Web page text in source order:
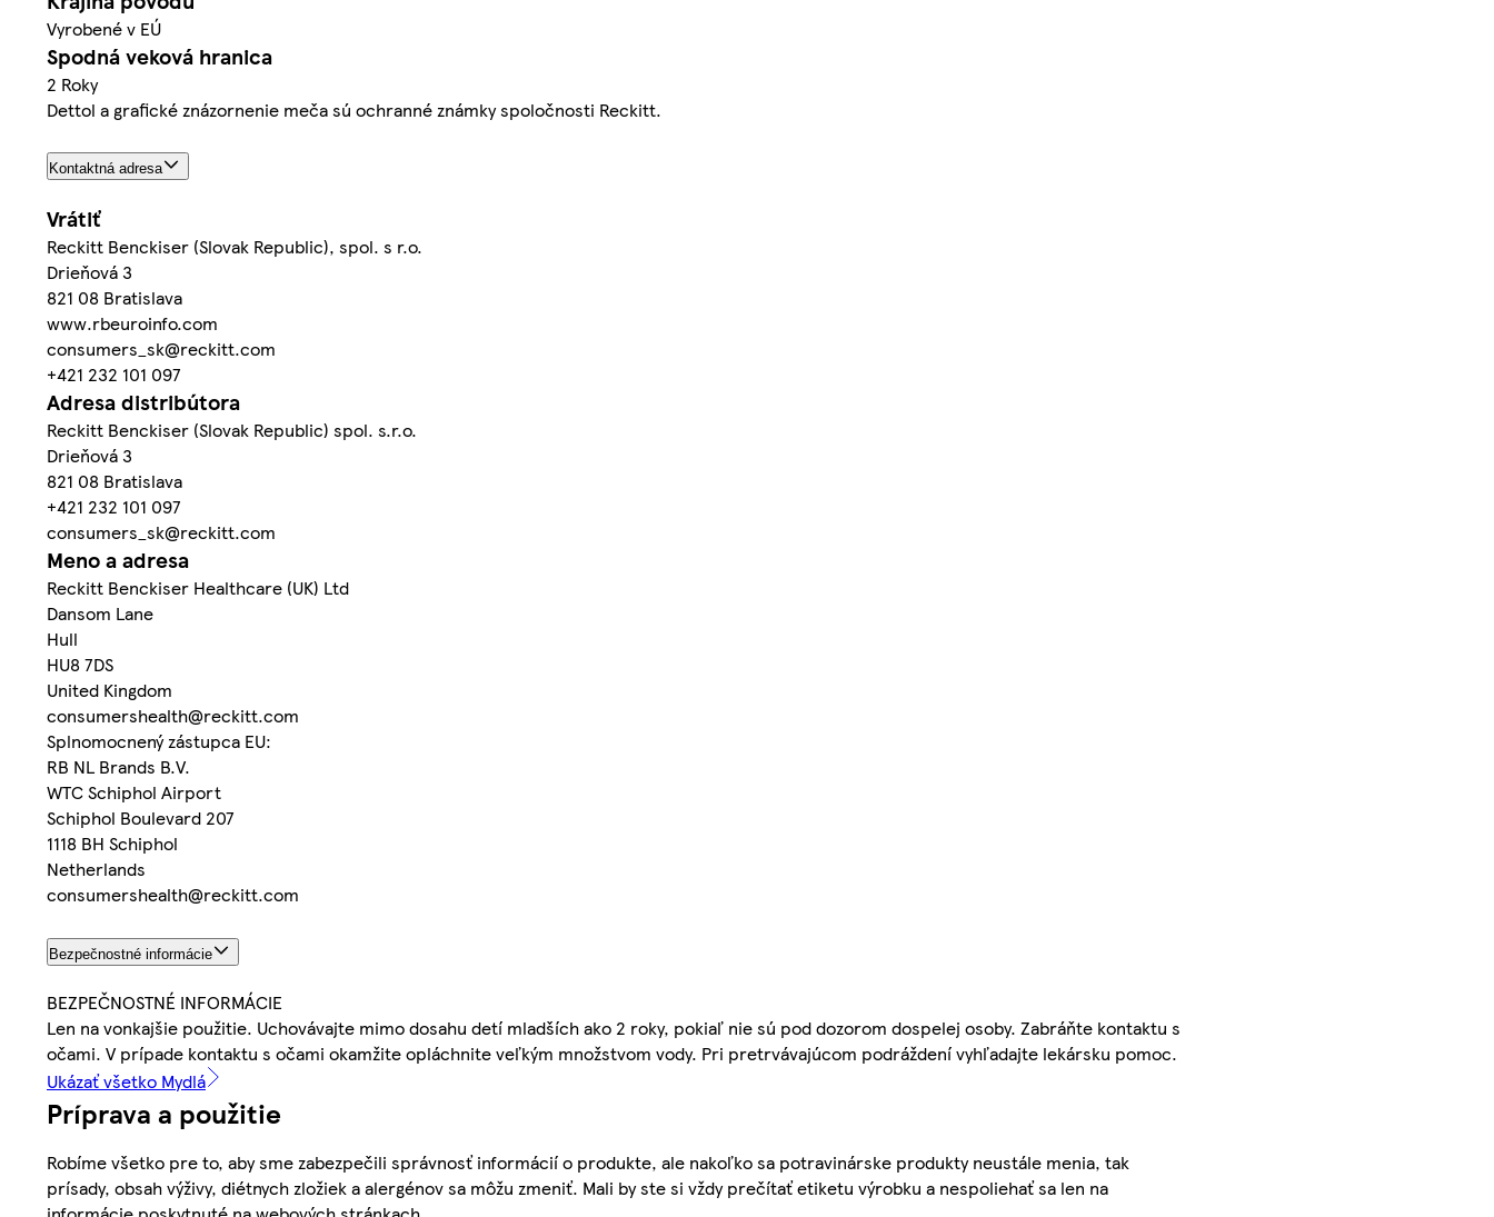
Vyrobené v EÚ
Spodná veková hranica
2 Roky
Dettol a grafické znázornenie meča sú ochranné známky spoločnosti Reckitt.
Kontaktná adresa
Vrátiť
Reckitt Benckiser (Slovak Republic), spol. s r.o.
Drieňová 3
821 08 Bratislava
www.rbeuroinfo.com
consumers_sk@reckitt.com
+421 232 101 097
Adresa distribútora
Reckitt Benckiser (Slovak Republic) spol. s.r.o.
Drieňová 3
821 08 Bratislava
+421 232 101 097
consumers_sk@reckitt.com
Meno a adresa
Reckitt Benckiser Healthcare (UK) Ltd
Dansom Lane
Hull
HU8 7DS
United Kingdom
consumershealth@reckitt.com
Splnomocnený zástupca EU:
RB NL Brands B.V.
WTC Schiphol Airport
Schiphol Boulevard 207
1118 BH Schiphol
Netherlands
consumershealth@reckitt.com
Bezpečnostné informácie
BEZPEČNOSTNÉ INFORMÁCIE
Len na vonkajšie použitie. Uchovávajte mimo dosahu detí mladších ako 2 roky, pokiaľ nie sú pod dozorom dospelej osoby. Zabráňte kontaktu s
očami. V prípade kontaktu s očami okamžite opláchnite veľkým množstvom vody. Pri pretrvávajúcom podráždení vyhľadajte lekársku pomoc.
Ukázať všetko Mydlá
Príprava a použitie
Robíme všetko pre to, aby sme zabezpečili správnosť informácií o produkte, ale nakoľko sa potravinárske produkty neustále menia, tak
prísady, obsah výživy, diétnych zložiek a alergénov sa môžu zmeniť. Mali by ste si vždy prečítať etiketu výrobku a nespoliehať sa len na